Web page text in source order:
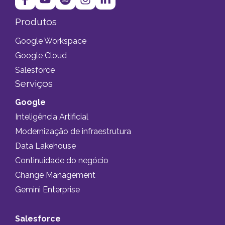
Produtos
Google Workspace
Google Cloud
Salesforce
Serviços
Google
Inteligência Artificial
Modernização de infraestrutura
Data Lakehouse
Continuidade do negócio
Change Management
Gemini Enterprise
Salesforce